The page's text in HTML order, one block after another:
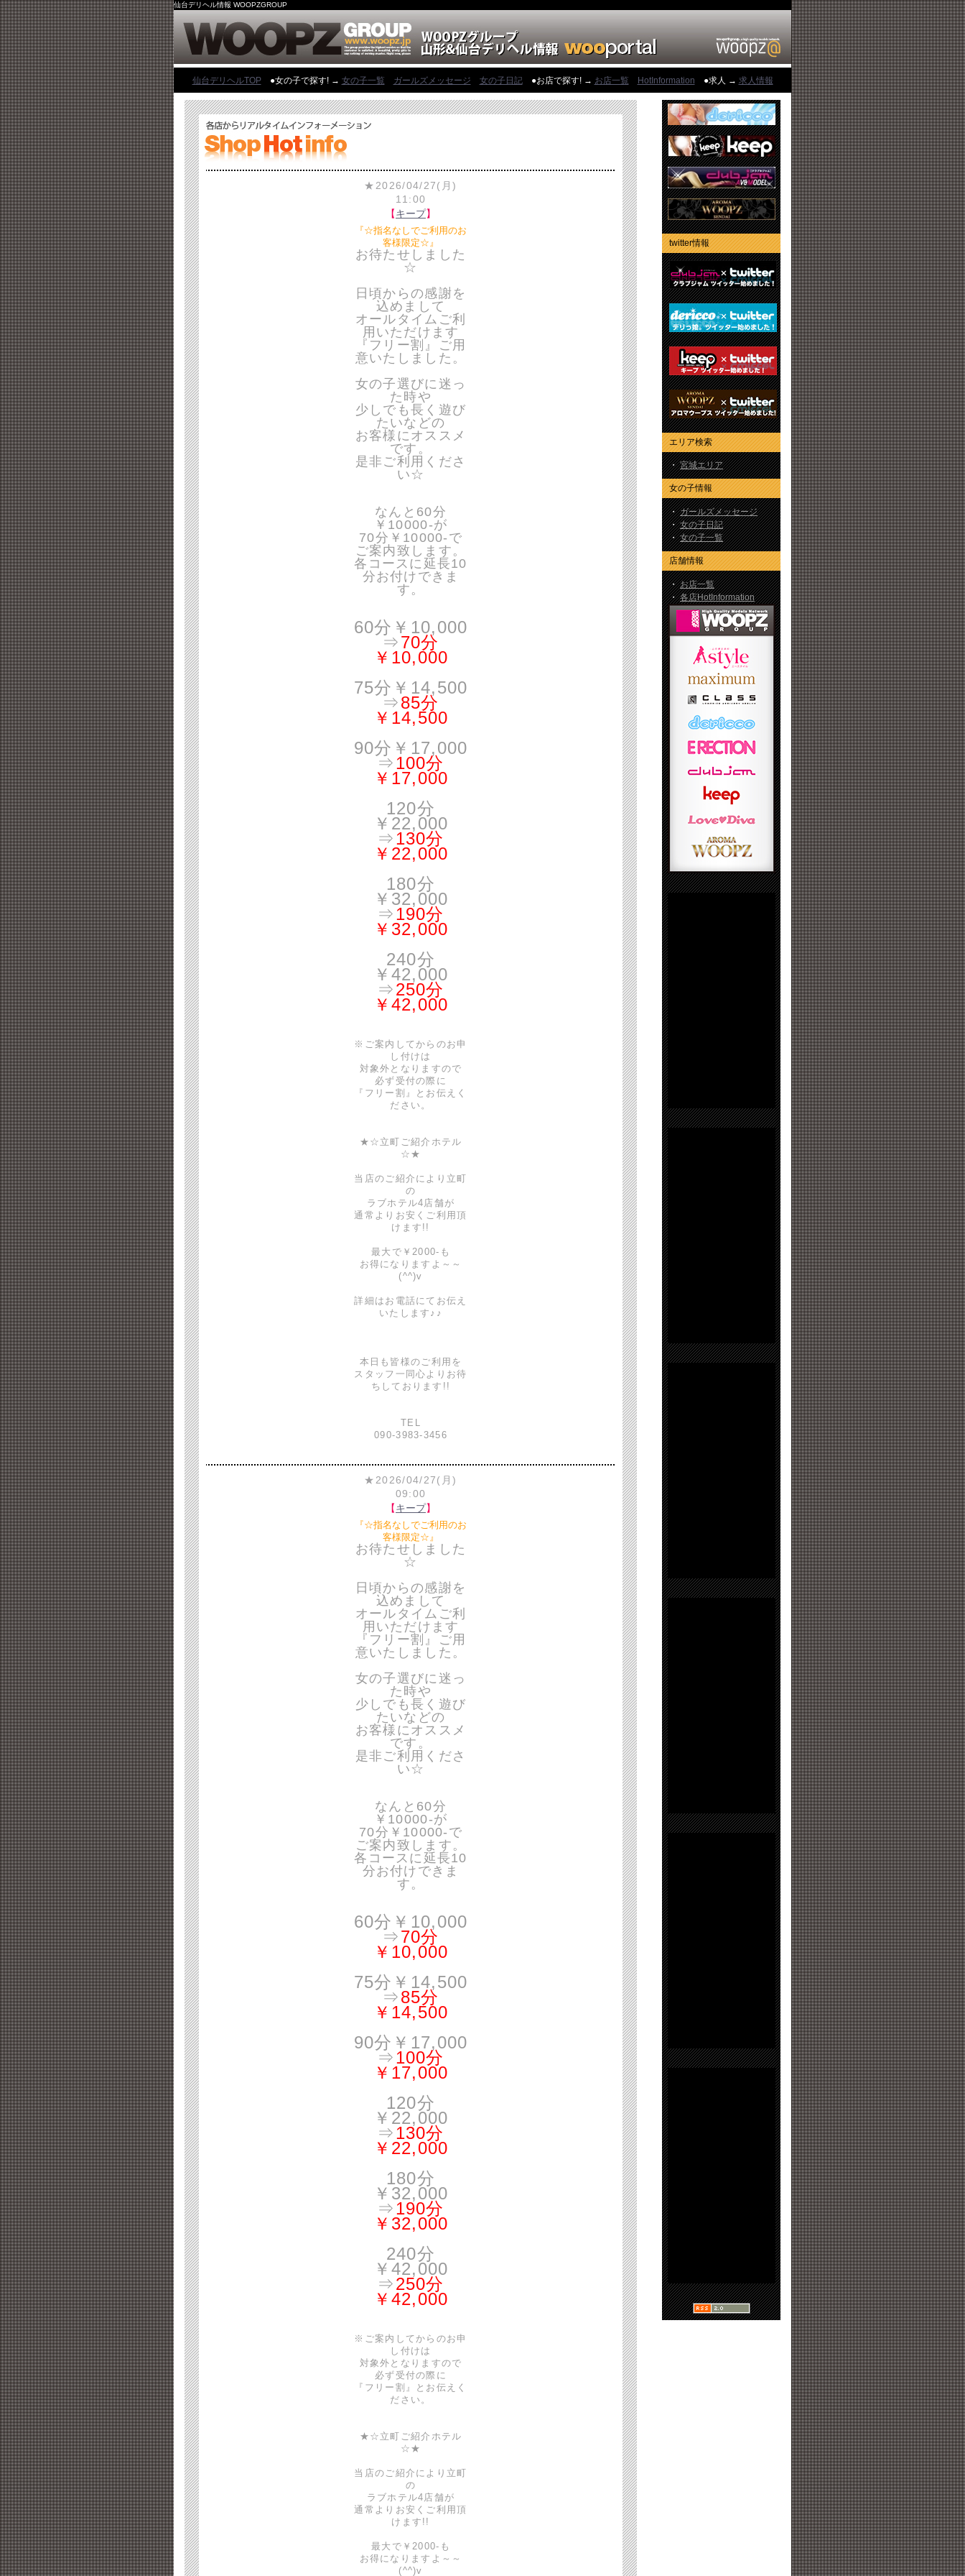
仙台デリヘル情報 WOOPZGROUP
仙台デリヘルTOP●女の子で探す! → 女の子一覧 ガールズメッセージ 女の子日記●お店で探す! → お店一覧 HotInformation ●求人 → 求人情報
★2026/04/27(月)
11:00
【キープ】
『☆指名なしでご利用のお
客様限定☆』
お待たせしました
☆
日頃からの感謝を
込めまして
オールタイムご利
用いただけます
『フリー割』ご用
意いたしました。
女の子選びに迷っ
た時や
少しでも長く遊び
たいなどの
お客様にオススメ
です。
是非ご利用くださ
い☆
なんと60分
￥10000-が
70分￥10000-で
ご案内致します。
各コースに延長10
分お付けできま
す。
60分￥10,000
⇒70分
￥10,000
75分￥14,500
⇒85分
￥14,500
90分￥17,000
⇒100分
￥17,000
120分
￥22,000
⇒130分
￥22,000
180分
￥32,000
⇒190分
￥32,000
240分
￥42,000
⇒250分
￥42,000
※ご案内してからのお申
し付けは
対象外となりますので
必ず受付の際に
『フリー割』とお伝えく
ださい。
★☆立町ご紹介ホテル
☆★
当店のご紹介により立町
の
ラブホテル4店舗が
通常よりお安くご利用頂
けます!!
最大で￥2000-も
お得になりますよ～～
(^^)v
詳細はお電話にてお伝え
いたします♪♪
本日も皆様のご利用を
スタッフ一同心よりお待
ちしております!!
TEL
090-3983-3456
★2026/04/27(月)
09:00
【キープ】
『☆指名なしでご利用のお
客様限定☆』
お待たせしました
☆
日頃からの感謝を
込めまして
オールタイムご利
用いただけます
『フリー割』ご用
意いたしました。
女の子選びに迷っ
た時や
少しでも長く遊び
たいなどの
お客様にオススメ
です。
是非ご利用くださ
い☆
なんと60分
￥10000-が
70分￥10000-で
ご案内致します。
各コースに延長10
分お付けできま
す。
60分￥10,000
⇒70分
￥10,000
75分￥14,500
⇒85分
￥14,500
90分￥17,000
⇒100分
￥17,000
120分
￥22,000
⇒130分
￥22,000
180分
￥32,000
⇒190分
￥32,000
240分
￥42,000
⇒250分
￥42,000
※ご案内してからのお申
し付けは
対象外となりますので
必ず受付の際に
『フリー割』とお伝えく
ださい。
★☆立町ご紹介ホテル
☆★
当店のご紹介により立町
の
ラブホテル4店舗が
通常よりお安くご利用頂
けます!!
最大で￥2000-も
お得になりますよ～～
(^^)v
twitter情報
エリア検索
・宮城エリア
女の子情報
・ガールズメッセージ
・女の子日記
・女の子一覧
店舗情報
・お店一覧
・各店HotInformation